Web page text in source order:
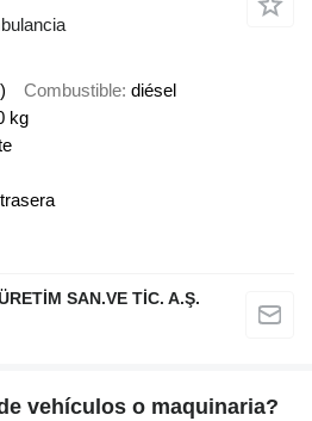
Combustible diésel
kg
SAN.VE TİC. A.Ş.
vehículos o maquinaria?